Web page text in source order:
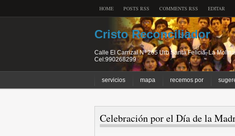
HOME POSTS RSS COMMENTS RSS EDITAR
Cristo Reconciliador
Calle El Carrizal Nº 265 Urb Santa Felicia, La
Cel:990268299
servicios mapa recemos por
Celebración por el Día de la